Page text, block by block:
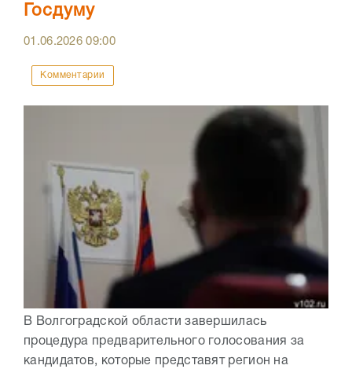
Госдуму
01.06.202609:00
Комментарии
В Волгоградской области завершилась
процедура предварительного голосования за
кандидатов, которые представят регион на